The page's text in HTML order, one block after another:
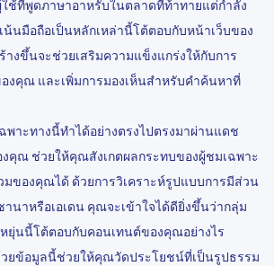
ช้ที่พูดภาษาอาหรับในตลาดที่ท้าทายแต่กำลัง
นมือถือเป็นหลักเหล่านี้โต้ตอบกับหน้าเว็บของ
งขึ้นจะช่วยเสริมความแข็งแกร่งให้กับการ
งคุณ และเพิ่มการมองเห็นสำหรับคำค้นหาที่
พาะทางนี้ทำได้อย่างตรงไปตรงมาผ่านแดช
งคุณ ช่วยให้คุณสังเกตผลกระทบของผู้ชมเฉพาะ
มของคุณได้ ด้วยการวิเคราะห์รูปแบบการมีส่วน
นาหรือเอเดน คุณจะเข้าใจได้ดียิ่งขึ้นว่ากลุ่ม
ยุ่นนี้โต้ตอบกับคอนเทนต์ของคุณอย่างไร
ยข้อมูลนี้ช่วยให้คุณวัดประโยชน์ที่เป็นรูปธรรม